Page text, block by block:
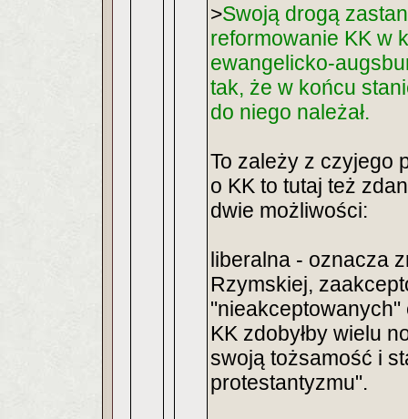
>Swoją drogą
reformowanie KK w
ewangelicko-
tak, że w końcu
do niego należał.
To zależy z czyjego
o KK to tutaj też
dwie możliwości:
liberalna - oznacza
Rzymskiej,
"nieakceptowanych"
KK zdobyłby wielu
swoją tożsamość i
protestantyzmu".